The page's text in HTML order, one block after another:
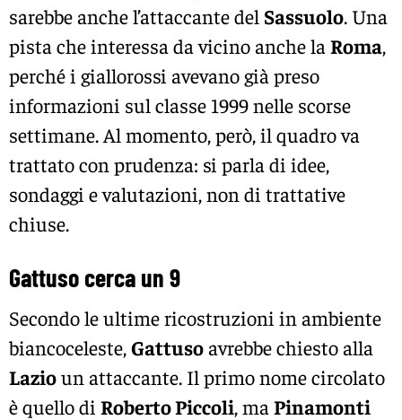
sarebbe anche l’attaccante del Sassuolo. Una
pista che interessa da vicino anche la Roma,
perché i giallorossi avevano già preso
informazioni sul classe 1999 nelle scorse
settimane. Al momento, però, il quadro va
trattato con prudenza: si parla di idee,
sondaggi e valutazioni, non di trattative
chiuse.
Gattuso cerca un 9
Secondo le ultime ricostruzioni in ambiente
biancoceleste,Gattusoavrebbe chiesto alla
Lazioun attaccante. Il primo nome circolato
è quello di Roberto Piccoli, ma Pinamonti